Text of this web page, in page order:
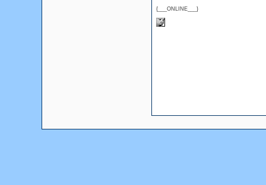
{___ONLINE___}